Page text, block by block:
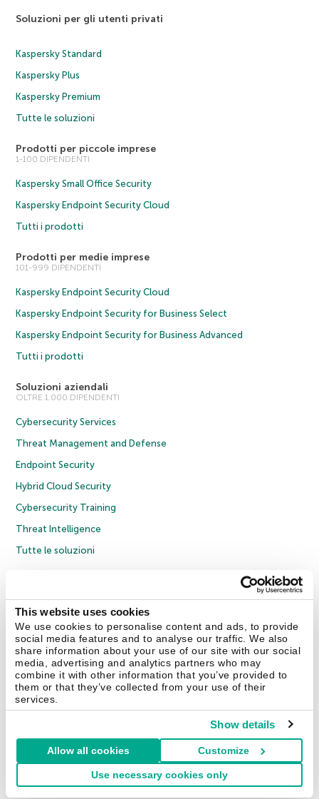
This website uses cookies
We use cookies to personalise content and ads, to provide
social media features and to analyse our traffic. We also
share information about your use of our site with our social
media, advertising and analytics partners who may
combine it with other information that you’ve provided to
them or that they’ve collected from your use of their
services.
Show details
Allow all cookies Customize
Use necessary cookies only
Soluzioni per gli utenti privati
Kaspersky Standard
Kaspersky Plus
Kaspersky Premium
Tutte le soluzioni
Prodotti per piccole imprese
1-100 DIPENDENTI
Kaspersky Small Office Security
Kaspersky Endpoint Security Cloud
Tutti i prodotti
Prodotti per medie imprese
101-999 DIPENDENTI
Kaspersky Endpoint Security Cloud
Kaspersky Endpoint Security for Business Select
Kaspersky Endpoint Security for Business Advanced
Tutti i prodotti
Soluzioni aziendali
OLTRE 1.000 DIPENDENTI
Cybersecurity Services
Threat Management and Defense
Endpoint Security
Hybrid Cloud Security
Cybersecurity Training
Threat Intelligence
Tutte le soluzioni
Informativa sulla privacy
Policy anticorruzione
Contratto di licenza B2C
Cookies
Contatti Chi siamo Partner Blog Centro risorse Comunicati stampa
Securelist Eugene Personal Blog Encyclopedia
Italia & Svizzera